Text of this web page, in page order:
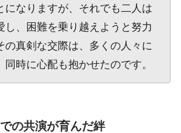
になりますが、それでも二人は
し、困難を乗り越えようと努力
の真剣な交際は、多くの人々に
同時に心配も抱かせたのです。
の共演が育んだ絆